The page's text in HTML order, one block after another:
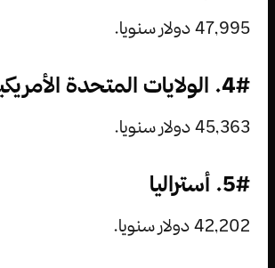
47,995 دولار سنويا.
4#. الولايات المتحدة الأمريكية
45,363 دولار سنويا.
5#. أستراليا
42,202 دولار سنويا.